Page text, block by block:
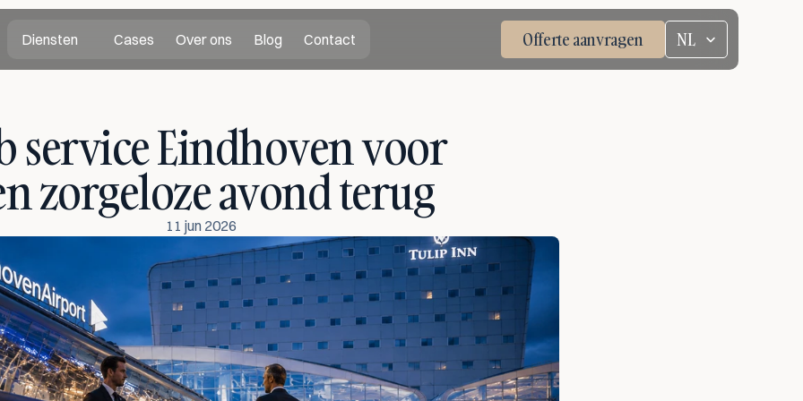
Diensten Cases Over ons Blog Contact Offerte aanvragen
Select Language
NL
service Eindhoven voor
zorgeloze avond terug
11 jun 2026